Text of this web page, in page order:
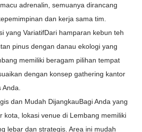
adrenalin, semuanya dirancang
dan kerja sama tim.
yang VariatifDari hamparan kebun teh
pinus dengan danau ekologi yang
memiliki beragam pilihan tempat
dengan konsep gathering kantor
dan Mudah DijangkauBagi Anda yang
kota, lokasi venue di Lembang memiliki
lebar dan strategis. Area ini mudah